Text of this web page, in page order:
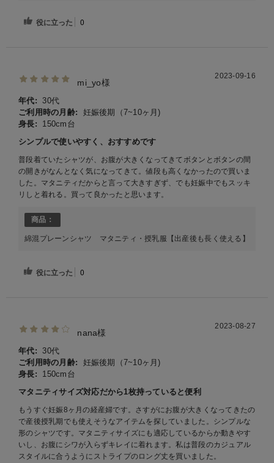
役に立った 0
mi_yo様
2023-09-16
年代:
30代
ご利用時の月齢:
妊娠後期（7~10ヶ月)
身長:
150cm台
シンプルで使いやすく、おすすめです
普段着ていたシャツが、お腹が大きくなってきてボタンとボタンの間
の開きがなんとなく気になってきて。値段も高くなかったので買いま
した。マタニティだからと言って大きすぎず、でも妊娠中でもスッキ
リしと着れる。買って良かったと思います。
商品：
綿混プレーンシャツ マタニティ・授乳服【出産後も長く使える】
役に立った 0
nana様
2023-08-27
年代:
30代
ご利用時の月齢:
妊娠後期（7~10ヶ月)
身長:
150cm台
マタニティサイズ対応だから1枚持っていると便利
もうすぐ妊娠8ヶ月の経産婦です。さすがにお腹が大きくなってきたの
で産後授乳期でも使えそうなアイテムを探していました。シンプルな
形のシャツです。マタニティサイズにも適応しているからか動きやす
いし、お腹にシワが入らずキレイに着れます。私は普段のカジュアル
スタイルに合うようにストライプのロング丈を買いました。